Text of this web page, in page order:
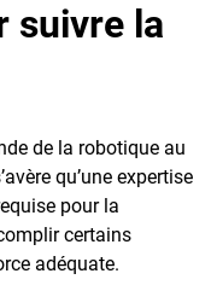
suivre la
de la robotique au
qu’une expertise
pour la
certains
adéquate.